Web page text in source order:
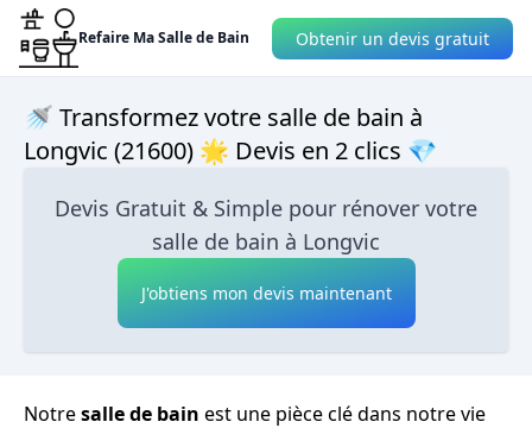
Refaire Ma Salle de Bain Obtenir un devis gratuit
🚿 Transformez votre salle de bain à
Longvic (21600) 🌟 Devis en 2 clics 💎
Devis Gratuit & Simple pour rénover votre
salle de bain à Longvic
J'obtiens mon devis maintenant
Notresalle de bain est une pièce clé dans notre vie